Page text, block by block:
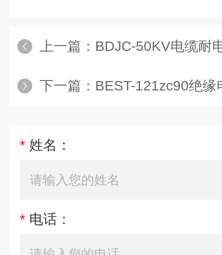
上一篇： BDJC-50KV电缆耐
下一篇： BEST-121zc90绝缘
* 姓名：
* 电话：